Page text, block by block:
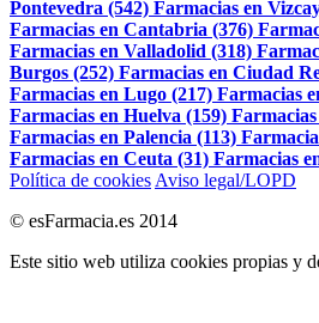
Pontevedra (542) Farmacias en
Farmacias en Cantabria (376)
Farmacias en Valladolid (318)
Burgos (252) Farmacias en Ciudad
Farmacias en Lugo (217) Farmacias
Farmacias en Huelva (159)
Farmacias en Palencia (113)
Farmacias en Ceuta (31) Farmacias
Política de cookies Aviso legal/LOPD
© esFarmacia.es 2014
Este sitio web utiliza cookies propias y